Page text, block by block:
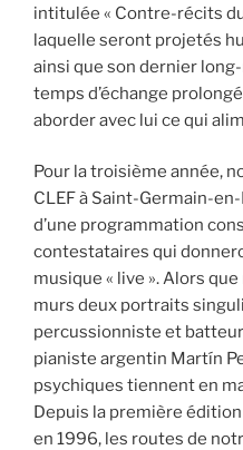
intitulée « Contre-récits
laquelle seront projetés
ainsi que son dernier
temps d’échange
aborder avec lui ce qui
Pour la troisième année,
CLEF à Saint-Germain-
d’une programmation
contestataires qui
musique « live ». Alors
murs deux portraits
percussionniste et
pianiste argentin Martín
psychiques tiennent en
Depuis la première
en 1996, les routes de